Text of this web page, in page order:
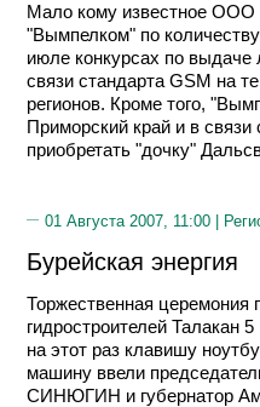
Мало кому известное
"Вымпелком" по
июле конкурсах по выдаче
связи стандарта GSM на
регионов. Кроме того,
Приморский край и в
приобретать "дочку"
01 Августа 2007, 11:00 |
Бурейская энергия
Торжественная церемония
гидростроителей Талакан
на этот раз клавишу
машину ввели
СИНЮГИН и губернатор